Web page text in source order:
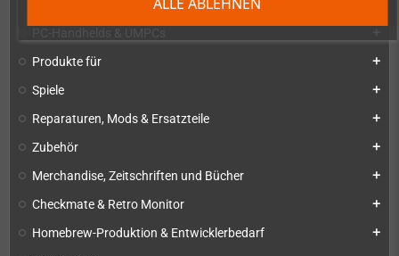
Konsolen & Handhelds
Produkte für add
Spiele add
Reparaturen, Mods & Ersatzteile add
Zubehör add
Merchandise, Zeitschriften und Bücher add
Checkmate & Retro Monitor add
Homebrew-Produktion & Entwicklerbedarf add